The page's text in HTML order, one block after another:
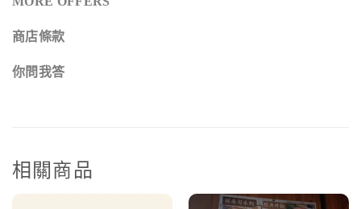
商店條款
你問我答
相關商品